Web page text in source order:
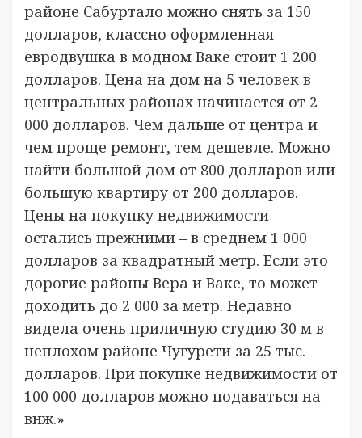
районе Сабуртало можно снять за 150
долларов, классно оформленная
евродвушка в модном Ваке стоит 1 200
долларов. Цена на дом на 5 человек в
центральных районах начинается от 2
000 долларов. Чем дальше от центра и
чем проще ремонт, тем дешевле. Можно
найти большой дом от 800 долларов или
большую квартиру от 200 долларов.
Цены на покупку недвижимости
остались прежними – в среднем 1 000
долларов за квадратный метр. Если это
дорогие районы Вера и Ваке, то может
доходить до 2 000 за метр. Недавно
видела очень приличную студию 30 м в
неплохом районе Чугурети за 25 тыс.
долларов. При покупке недвижимости от
100 000 долларов можно подаваться на
внж.»